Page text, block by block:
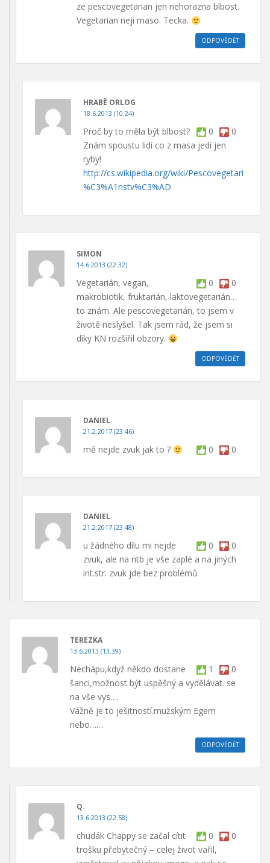
ze pescovegetarian jen nehorazna blbost.
Vegetarian neji maso. Tecka.
ODPOVĚDĚT
HRABĚ ORLOG
18.6.2013 (10.24)
0 0
Proč by to měla být blbost?
Znám spoustu lidí co z masa jedí jen
ryby!
http://cs.wikipedia.org/wiki/Pescovegetari
%C3%A1nstv%C3%AD
SIMON
14.6.2013 (22.32)
0 0
Vegetarián, vegan,
makrobiotik, fruktarián, laktovegetarián…
to znám. Ale pescovegetarián, to jsem v
životě neslyšel. Tak jsem rád, že jsem si
díky KN rozšířil obzory.
ODPOVĚDĚT
DANIEL
21.2.2017 (23.46)
0 0
mě nejde zvuk jak to ?
DANIEL
21.2.2017 (23.48)
0 0
u žádného dílu mi nejde
zvuk, ale na ntb je vše zaplé a na jiných
int.str. zvuk jde bez problémů
TEREZKA
13.6.2013 (13.39)
1 0
Nechápu,když někdo dostane
šanci,možnost být uspěšný a vydělávat. se
na vše vys….
Vážně je to ješitností.mužským Egem
nebo……
ODPOVĚDĚT
Q.
13.6.2013 (22.58)
0 0
chudák Chappy se začal cítit
trošku přebytečný – celej život vařil,